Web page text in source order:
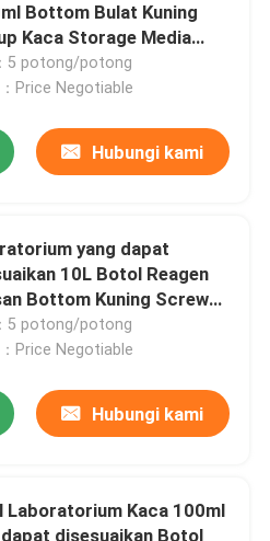
Bottom Bulat Kuning
Kaca Storage Media
Botol
5 potong/potong
Price Negotiable
Hubungi kami
yang dapat
10L Botol Reagen
Bottom Kuning Screw
Media Storage
5 potong/potong
Price Negotiable
Hubungi kami
Laboratorium Kaca 100ml
disesuaikan Botol